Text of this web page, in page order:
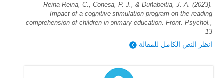
Reina-Reina, C., Conesa, P. J., & Duñabeitia, J. A. (2023).
Impact of a cognitive stimulation program on the reading
comprehension of children in primary education. Front. Psychol.,
13
انظر النص الكامل للمقالة